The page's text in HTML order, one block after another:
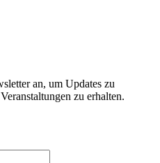
an, um Updates zu
zu erhalten.